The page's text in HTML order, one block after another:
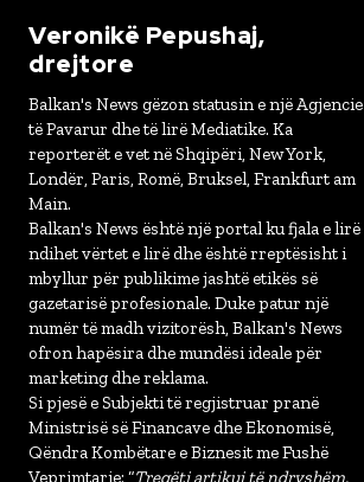
Veronikë Pepushaj,
drejtore
Balkan's News gëzon statusin e një Agjencie
të Pavarur dhe të lirë Mediatike. Ka
reporterët e vet në Shqipëri, New York,
Londër, Paris, Romë, Bruksel, Frankfurt am
Main.
Balkan's News është një portal ku fjala e lirë
ndihet vërtet e lirë dhe është rreptësisht i
mbyllur për publikime jashtë etikës së
gazetarisë profesionale. Duke patur një
numër të madh vizitorësh, Balkan's News
ofron hapësira dhe mundësi ideale për
marketing dhe reklama.
Si pjesë e Subjekti të regjistruar pranë
Ministrisë së Financave dhe Ekonomisë,
Qëndra Kombëtare e Biznesit me Fushë
Veprimtarie: “Tregëti artikuj të ndryshëm,